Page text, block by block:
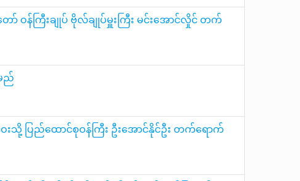
ော် ဝန်ကြီးချုပ် ဗိုလ်ချုပ်မှူးကြီး မင်းအောင်လှိုင် တက်
ည်
းသို့ ပြည်ထောင်စုဝန်ကြီး ဦးအောင်နိုင်ဦး တက်ရောက်